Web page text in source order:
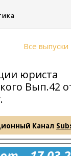
Все выпуски
юриста
Вып.42
Канал